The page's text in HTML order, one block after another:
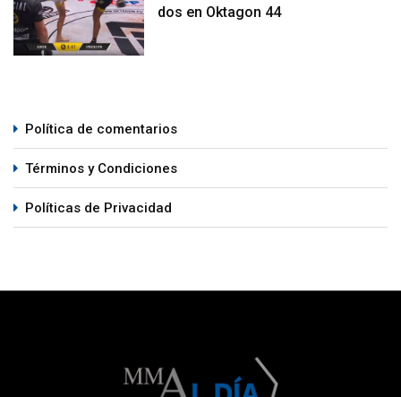
dos en Oktagon 44
Política de comentarios
Términos y Condiciones
Políticas de Privacidad